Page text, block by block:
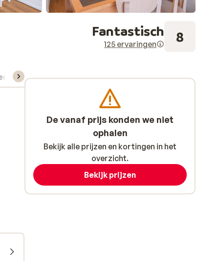
Fantastisch
125 ervaringen 8
De vanaf prijs konden we niet
ophalen
Bekijk alle prijzen en kortingen in het
overzicht.
Bekijk prijzen